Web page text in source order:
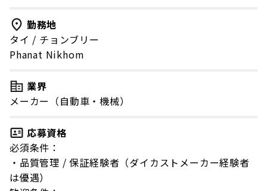
勤務地
タイ / チョンブリー
Phanat Nikhom
業界
メーカー（自動車・機械）
応募資格
必須条件：
・品質管理 / 保証経験者（ダイカストメーカー経験者
は優遇）